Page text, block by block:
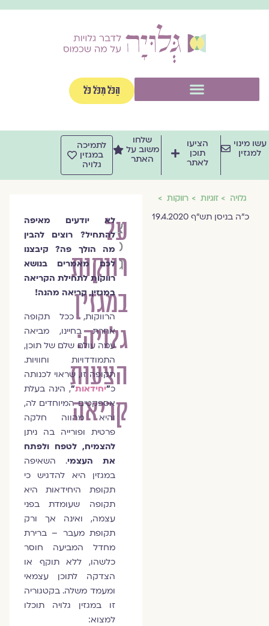
הַכֹּל מִכֹּל כֹּל
מינוי
למגזין
הציעו
תוכן
לאתר
שלחו
משוב על
האתר
לתמיכה
במגזין
גלויה
גלויה זוגיות רווקות
כ"ה בניסן תש"ף 19.4.2020
על
רווקות
במגזין
גלויה:
הצעות
קריאה
צוות
מגזין
גלויה
לא יודעים מאיפה
להתחיל? רוצים להבין
מה הולך פה? קיבצנו
לכם מאמרים בנושא
רווקות לתחילת הקריאה
במגזין,קריאה מהנה!
הרווקות, ככל תקופה
אחרת בחיינו, מביאה
עמה עולם שלם של תוכן,
התמודדויות וחוויות.
תקופה זו, שראוי לכנותה
"יחידאות", הינה בעלת
אספקטים המיוחדים לה,
והיא מהווה חלקה
פרטית ופורייה בה ניתן
להצמיח, לטפח ולפתח
את העצמי. השאיפה
במגזין היא להדגיש כי
תקופת היחידאות היא
תקופה שעומדת בפני
עצמה, ואינה אך ורק
תקופת מעבר – ברירת
מחדל המביעה חוסר
כלשהו, ללא תוקף או
הצדקה לתוכן עצמאי
ומעמד משלה. בקטגוריה
זו במגזין גלויה תוכלו
למצוא: